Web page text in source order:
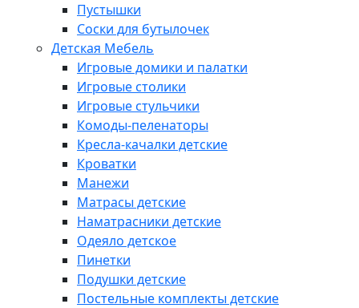
Пустышки
Соски для бутылочек
Детская Мебель
Игровые домики и палатки
Игровые столики
Игровые стульчики
Комоды-пеленаторы
Кресла-качалки детские
Кроватки
Манежи
Матрасы детские
Наматрасники детские
Одеяло детское
Пинетки
Подушки детские
Постельные комплекты детские